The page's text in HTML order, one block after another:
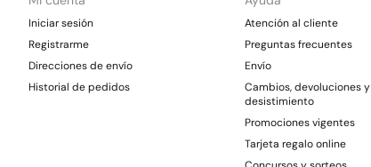
Iniciar sesión
Registrarme
Direcciones de envío
Historial de pedidos
Atención al cliente
Preguntas frecuentes
Envío
Cambios, devoluciones y
desistimiento
Promociones vigentes
Tarjeta regalo online